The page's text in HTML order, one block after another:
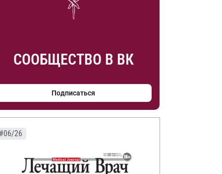
СООБЩЕСТВО В ВК
Подписаться
26